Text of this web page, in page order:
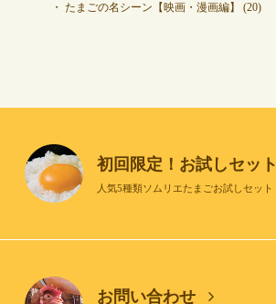
たまごの名シーン【映画・漫画編】
(20)
初回限定！お試しセット
人気5種類ソムリエたまごお試しセット
お問い合わせ